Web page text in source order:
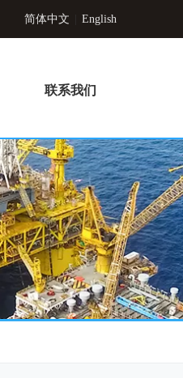
简体中文 English
联系我们